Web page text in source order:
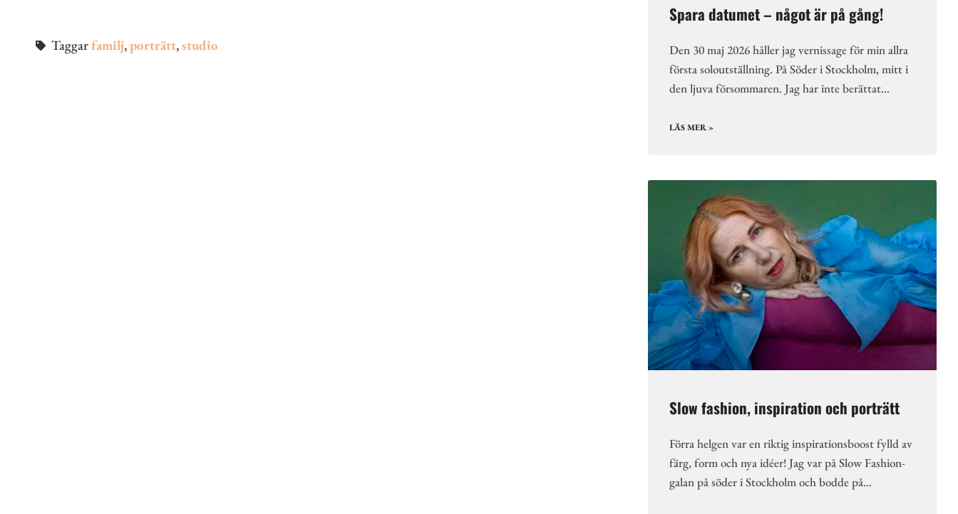
Taggarfamilj,porträtt,studio
Spara datumet – något är på gång!
Den 30 maj 2026 håller jag vernissage för min allra
första soloutställning. På Söder i Stockholm, mitt i
den ljuva försommaren. Jag har inte berättat…
LÄS MER »
Slow fashion, inspiration och porträtt
Förra helgen var en riktig inspirationsboost fylld av
färg, form och nya idéer! Jag var på Slow Fashion-
galan på söder i Stockholm och bodde på…